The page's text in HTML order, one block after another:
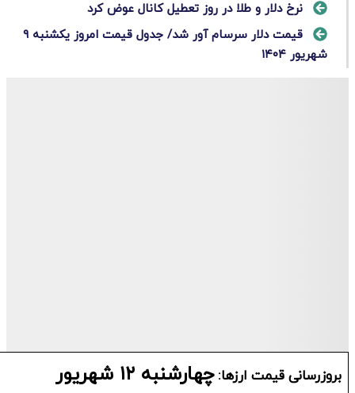
نرخ دلار و طلا در روز تعطیل کانال عوض کرد
قیمت دلار سرسام آور شد/ جدول قیمت امروز یکشنبه ۹
شهریور ۱۴۰۴
قیمت ارزها:چهارشنبه ۱۲ شهریور